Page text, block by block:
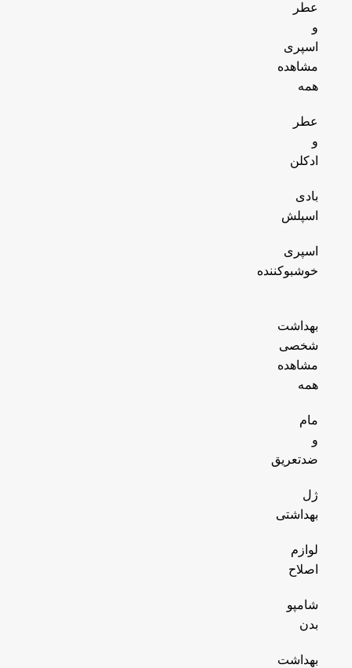
عطر
و
اسپری
مشاهده
همه
عطر
و
ادکلن
بادی
اسپلش
اسپری
خوشبوکننده
بهداشت
شخصی
مشاهده
همه
مام
و
ضدتعریق
ژل
بهداشتی
لوازم
اصلاح
شامپو
بدن
بهداشت